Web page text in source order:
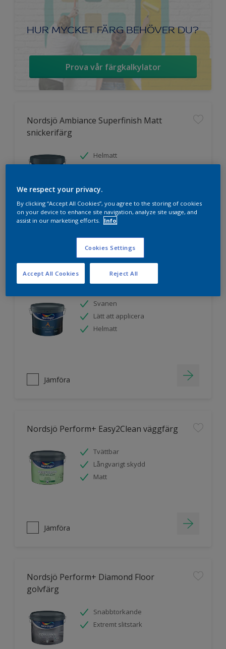
HUR MYCKET FÄRG BEHÖVER DU?
Prova vår färgkalkylator
Nordsjö Ambiance Superfinish Matt
snickerifärg
Helmatt
Nordsjö Ambiance Endless Sky takfärg
Svanen
Lätt att applicera
Helmatt
Jämföra
Nordsjö Perform+ Easy2Clean väggfärg
Tvättbar
Långvarigt skydd
Matt
Jämföra
Nordsjö Perform+ Diamond Floor
golvfärg
Snabbtorkande
Extremt slitstark
We respect your privacy.
By clicking “Accept All Cookies”, you agree to the storing of cookies
on your device to enhance site navigation, analyze site usage, and
assist in our marketing efforts.
Info
Cookies Settings
Reject All
Accept All Cookies